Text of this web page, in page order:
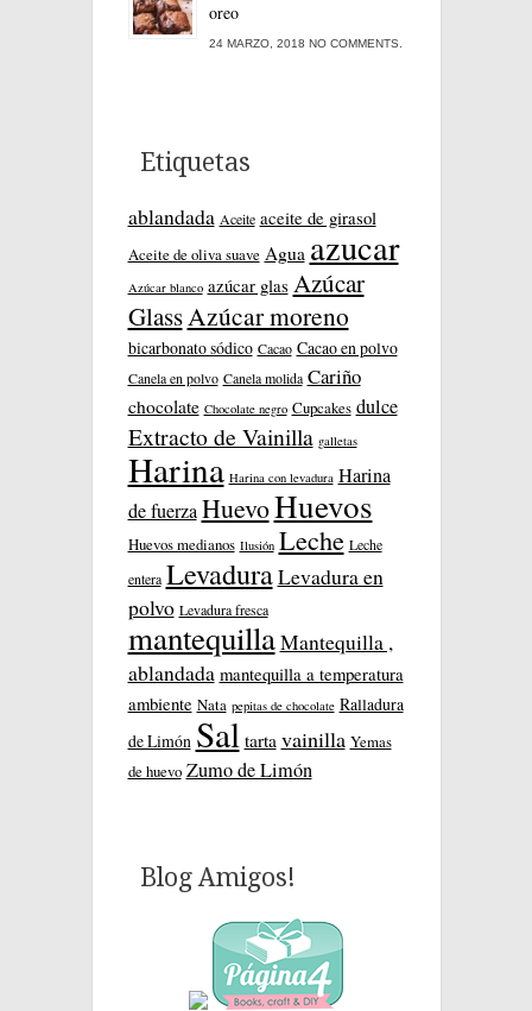
oreo
24 MARZO, 2018 NO COMMENTS.
Etiquetas
ablandada Aceite aceite de girasol
Aceite de oliva suave Agua azucar
Azúcar blanco azúcar glas Azúcar
GlassAzúcar moreno
bicarbonato sódico Cacao Cacao en polvo
Canela en polvo Canela molida Cariño
chocolate Chocolate negro Cupcakes dulce
Extracto de Vainilla galletas
Harina Harina con levadura Harina
de fuerza HuevoHuevos
Huevos medianos Ilusión Leche Leche
entera LevaduraLevadura en
polvo Levadura fresca
mantequillaMantequilla ,
ablandada mantequilla a temperatura
ambiente Nata pepitas de chocolate Ralladura
de Limón Sal tarta vainilla Yemas
de huevo Zumo de Limón
Blog Amigos!